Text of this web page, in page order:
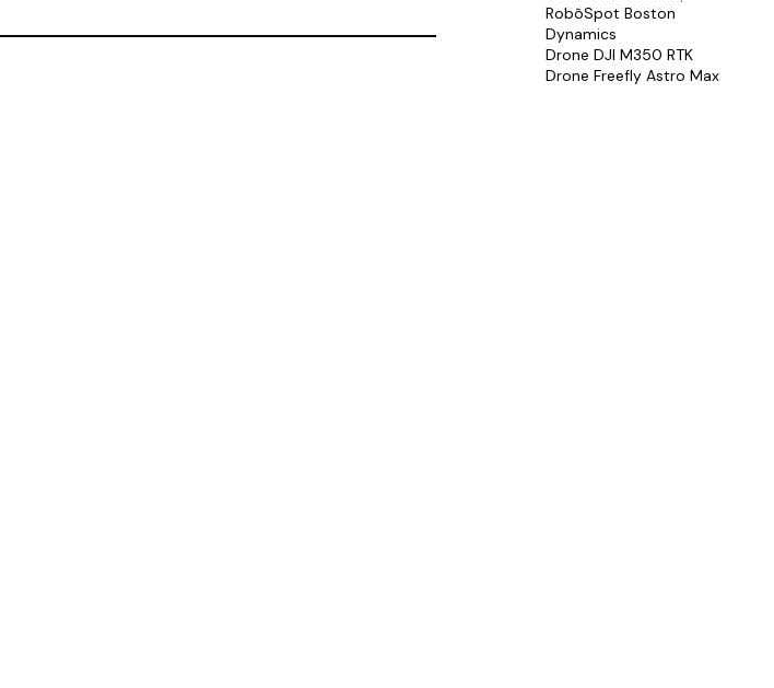
RobôSpot Boston
Dynamics
Drone DJI M350 RTK
Drone Freefly Astro Max